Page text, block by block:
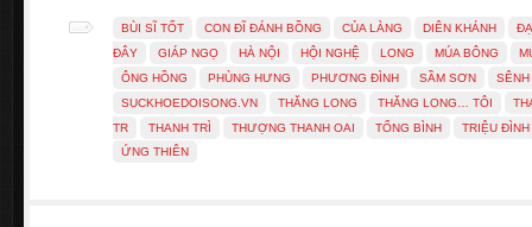
BÙI SĨ TỐT CON ĐĨ ĐÁNH BỒNG CỦA LÀNG DIÊN KHÁNH
ĐÂY
GIÁP NGỌ HÀ NỘI HỘI NGHỆ LONG MÚA BÔNG
ÔNG HỒNG
PHÙNG HƯNG PHƯƠNG ĐÌNH SẦM SƠN
SÊNH
SUCKHOEDOISONG.VN
THĂNG LONG THĂNG LONG… TÔI
TR
THANH TRÌ THƯỢNG THANH OAI TỐNG BÌNH
TRIỆU ĐÌNH
ỨNG THIÊN